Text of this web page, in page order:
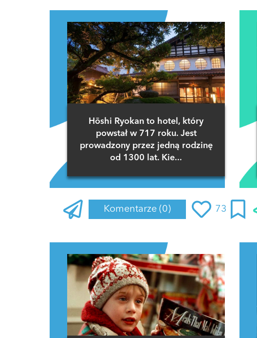
Hōshi Ryokan to hotel, który
powstał w 717 roku. Jest
prowadzony przez jedną rodzinę
od 1300 lat. Kie...
Komentarze (0) 73